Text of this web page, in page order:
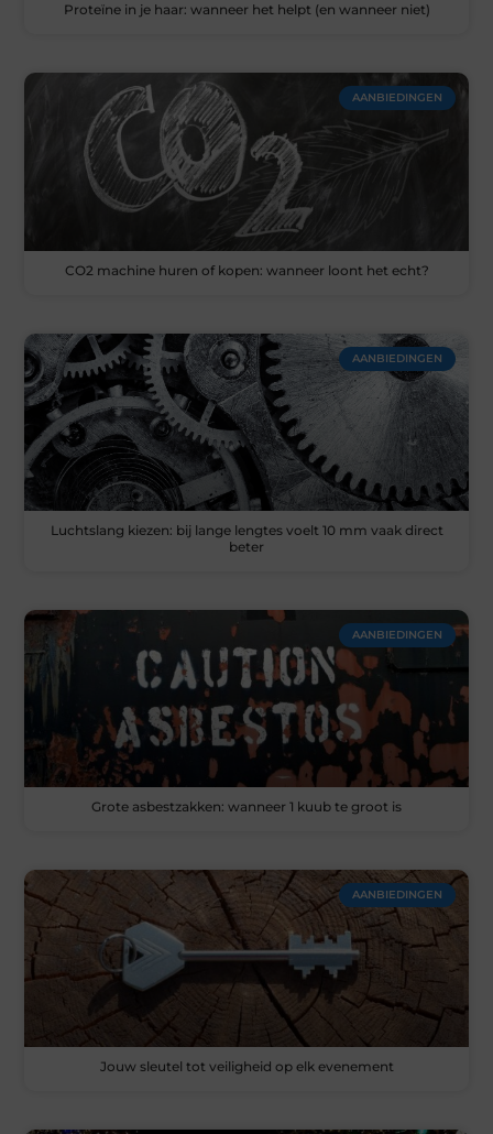
Proteïne in je haar: wanneer het helpt (en wanneer niet)
AANBIEDINGEN
CO2 machine huren of kopen: wanneer loont het echt?
AANBIEDINGEN
Luchtslang kiezen: bij lange lengtes voelt 10 mm vaak direct
beter
AANBIEDINGEN
Grote asbestzakken: wanneer 1 kuub te groot is
AANBIEDINGEN
Jouw sleutel tot veiligheid op elk evenement